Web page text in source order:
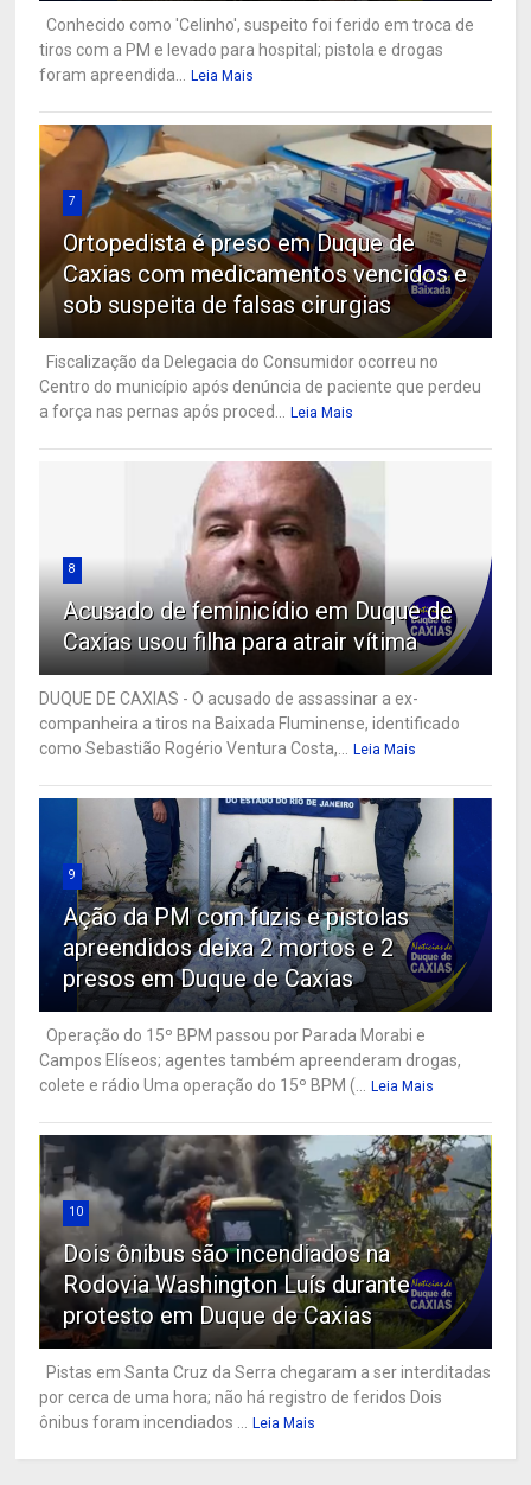
Conhecido como 'Celinho', suspeito foi ferido em troca de
tiros com a PM e levado para hospital; pistola e drogas
foram apreendida...
Leia Mais
7
Ortopedista é preso em Duque de
Caxias com medicamentos vencidos e
sob suspeita de falsas cirurgias
Fiscalização da Delegacia do Consumidor ocorreu no
Centro do município após denúncia de paciente que perdeu
a força nas pernas após proced...
Leia Mais
8
Acusado de feminicídio em Duque de
Caxias usou filha para atrair vítima
DUQUE DE CAXIAS - O acusado de assassinar a ex-
companheira a tiros na Baixada Fluminense, identificado
como Sebastião Rogério Ventura Costa,...
Leia Mais
9
Ação da PM com fuzis e pistolas
apreendidos deixa 2 mortos e 2
presos em Duque de Caxias
Operação do 15º BPM passou por Parada Morabi e
Campos Elíseos; agentes também apreenderam drogas,
colete e rádio Uma operação do 15º BPM (...
Leia Mais
10
Dois ônibus são incendiados na
Rodovia Washington Luís durante
protesto em Duque de Caxias
Pistas em Santa Cruz da Serra chegaram a ser interditadas
por cerca de uma hora; não há registro de feridos Dois
ônibus foram incendiados ...
Leia Mais